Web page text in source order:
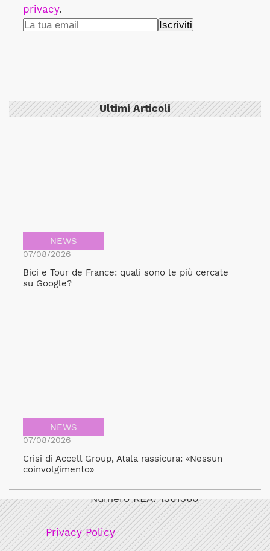
privacy.
Ultimi Articoli
NEWS
07/08/2026
Bici e Tour de France: quali sono le più cercate
su Google?
NEWS
07/08/2026
Crisi di Accell Group, Atala rassicura: «Nessun
coinvolgimento»
Bicicult srl
Numero REA: 1361360
Privacy Policy